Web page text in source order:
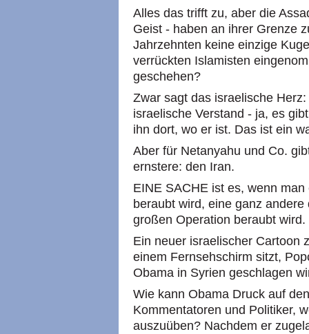
Alles das trifft zu, aber die
Geist - haben an ihrer Grenze
Jahrzehnten keine einzige
verrückten Islamisten
geschehen?
Zwar sagt das israelische
israelische Verstand - ja, es
ihn dort, wo er ist. Das ist ein
Aber für Netanyahu und Co.
ernstere: den Iran.
EINE SACHE ist es, wenn
beraubt wird, eine ganz
großen Operation beraubt wird.
Ein neuer israelischer Cartoon
einem Fernsehschirm sitzt,
Obama in Syrien geschlagen
Wie kann Obama Druck auf
Kommentatoren und Politiker,
auszuüben? Nachdem er